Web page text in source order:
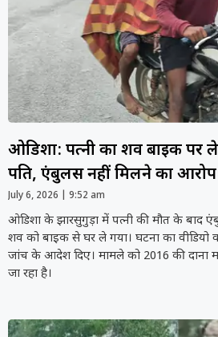
ओडिशा: पत्नी का शव बाइक
पति, एंबुलेंस नहीं मिलने का आरोप
July 6, 2026 9:52 am
ओडिशा के झारसुगुड़ा में पत्नी की मौत के बाद
शव को बाइक से घर ले गया। घटना का वीडियो
जांच के आदेश दिए। मामले को 2016 की दाना
जा रहा है।